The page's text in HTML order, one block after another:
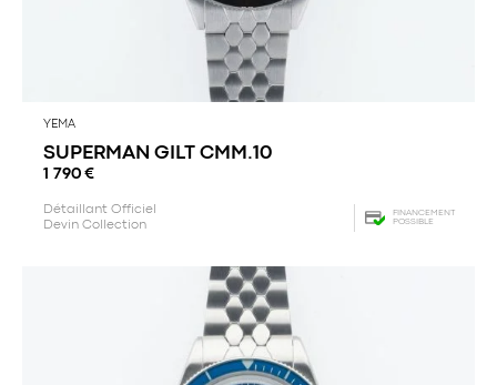
YEMA
SUPERMAN GILT CMM.10
1 790 €
Détaillant Officiel
Devin Collection
FINANCEMENT
POSSIBLE